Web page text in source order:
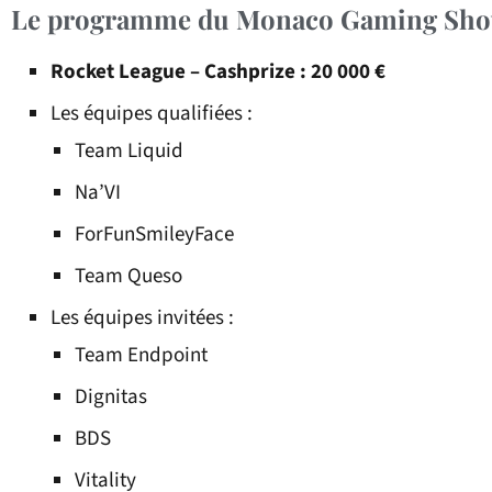
Le programme du Monaco Gaming
Rocket League – Cashprize : 20 000 €
Les équipes qualifiées :
Team Liquid
Na’VI
ForFunSmileyFace
Team Queso
Les équipes invitées :
Team Endpoint
Dignitas
BDS
Vitality